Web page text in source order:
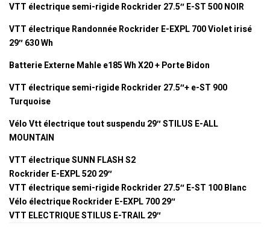
VTT électrique semi-rigide Rockrider 27.5″ E-ST 500 NOIR
VTT électrique Randonnée Rockrider E-EXPL 700 Violet irisé
29″ 630 Wh
Batterie Externe Mahle e185 Wh X20 + Porte Bidon
VTT électrique semi-rigide Rockrider 27.5″+ e-ST 900
Turquoise
Vélo Vtt électrique tout suspendu 29″ STILUS E-ALL
MOUNTAIN
VTT électrique SUNN FLASH S2
Rockrider E-EXPL 520 29″
VTT électrique semi-rigide Rockrider 27.5″ E-ST 100 Blanc
Vélo électrique Rockrider E-EXPL 700 29″
VTT ELECTRIQUE STILUS E-TRAIL 29″